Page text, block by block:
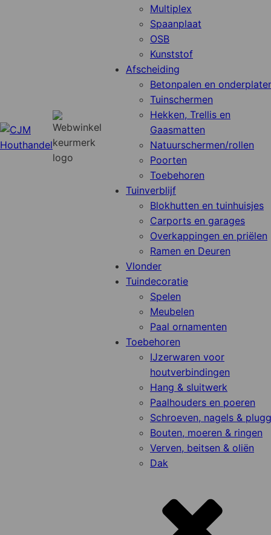
Multiplex
Spaanplaat
OSB
Kunststof
Afscheiding
Betonpalen en
Tuinschermen
Hekken, Trellis en
Gaasmatten
Natuurschermen/rollen
Poorten
Toebehoren
Tuinverblijf
Blokhutten en tuinhuisjes
Carports en garages
Overkappingen en priëlen
Ramen en Deuren
Vlonder
Tuindecoratie
Spelen
Meubelen
Paal ornamenten
Toebehoren
IJzerwaren voor
houtverbindingen
Hang & sluitwerk
Paalhouders en poeren
Schroeven, nagels &
Bouten, moeren & ringen
Verven, beitsen & oliën
Dak